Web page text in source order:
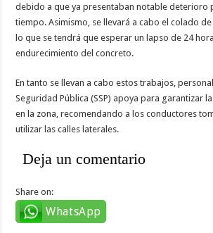
debido a que ya presentaban notable deterioro
tiempo. Asimismo, se llevará a cabo el colado
lo que se tendrá que esperar un lapso de 24
endurecimiento del concreto.
En tanto se llevan a cabo estos trabajos,
Seguridad Pública (SSP) apoya para garantizar
en la zona, recomendando a los conductores
utilizar las calles laterales.
Deja un comentario
Share on:
WhatsApp